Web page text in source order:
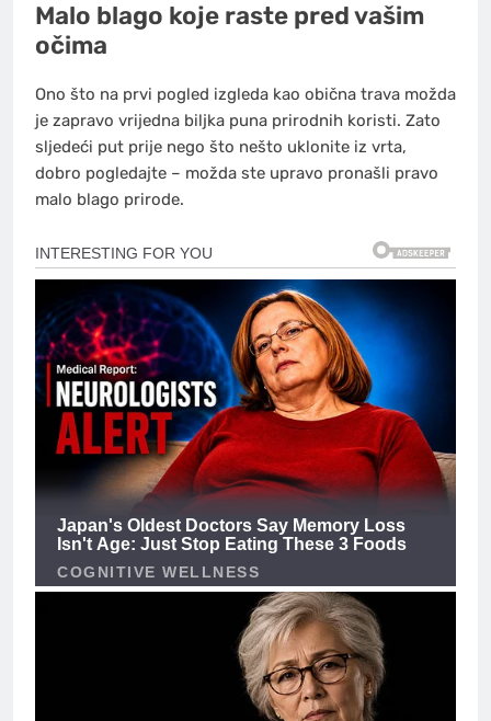
Malo blago koje raste pred vašim
očima
Ono što na prvi pogled izgleda kao obična trava možda
je zapravo vrijedna biljka puna prirodnih koristi. Zato
sljedeći put prije nego što nešto uklonite iz vrta,
dobro pogledajte – možda ste upravo pronašli pravo
malo blago prirode.